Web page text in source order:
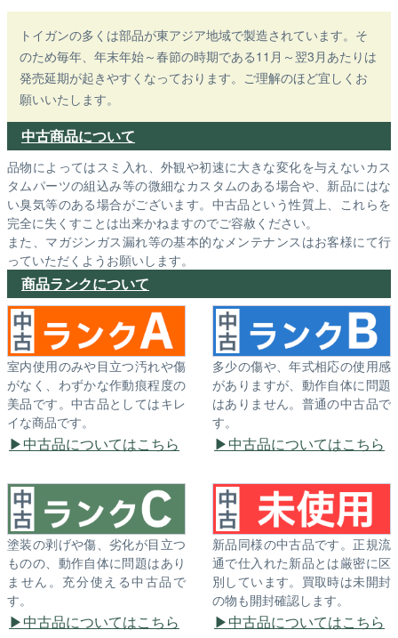
トイガンの多くは部品が東アジア地域で製造されています。そ
のため毎年、年末年始～春節の時期である11月～翌3月あたりは
発売延期が起きやすくなっております。ご理解のほど宜しくお
願いいたします。
中古商品について
品物によってはスミ入れ、外観や初速に大きな変化を与えないカス
タムパーツの組込み等の微細なカスタムのある場合や、新品にはな
い臭気等のある場合がございます。中古品という性質上、これらを
完全に失くすことは出来かねますのでご容赦ください。
また、マガジンガス漏れ等の基本的なメンテナンスはお客様にて行
っていただくようお願いします。
商品ランクについて
室内使用のみや目立つ汚れや傷
がなく、わずかな作動痕程度の
美品です。中古品としてはキレ
イな商品です。
中古品についてはこちら
多少の傷や、年式相応の使用感
がありますが、動作自体に問題
はありません。普通の中古品で
す。
中古品についてはこちら
塗装の剥げや傷、劣化が目立つ
ものの、動作自体に問題はあり
ません。充分使える中古品で
す。
中古品についてはこちら
新品同様の中古品です。正規流
通で仕入れた新品とは厳密に区
別しています。買取時は未開封
の物も開封確認します。
中古品についてはこちら